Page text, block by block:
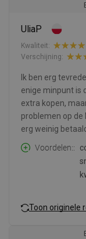
UliaP
Kwaliteit:
Verschijning:
Ik ben erg
enige minpunt is
extra kopen,
problemen op de
erg weinig
Voordelen:
Toon originele